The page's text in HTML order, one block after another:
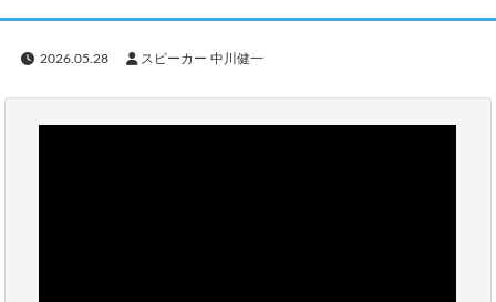
2026.05.28 スピーカー 中川健一